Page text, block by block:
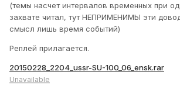
(темы насчет интервалов временных при
захвате читал, тут НЕПРИМЕНИМЫ эти
смысл лишь время событий)
Реплей прилагается.
20150228_2204_ussr-SU-100_06_ensk.rar
Unavailable